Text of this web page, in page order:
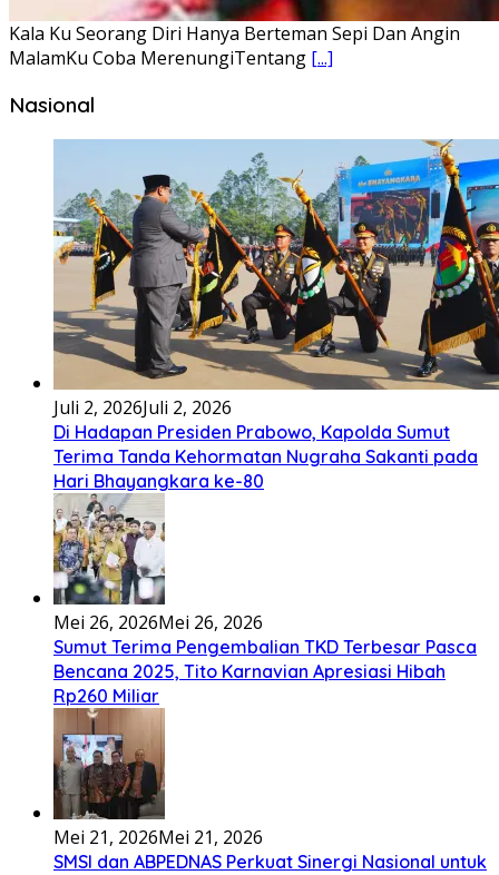
Bembambörö dödöu he akhiguMene mene sino lawaö
khöuMeinötö niowalu, mela’angdröi ita laforudu..
Lirik Lagu Cinta Mati – Fajar Halawa